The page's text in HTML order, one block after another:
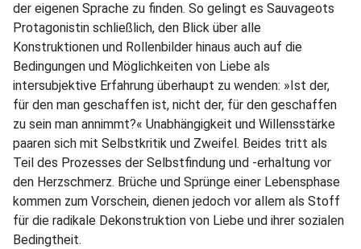
der eigenen Sprache zu finden. So gelingt es Sauvageots
Protagonistin schließlich, den Blick über alle
Konstruktionen und Rollenbilder hinaus auch auf die
Bedingungen und Möglichkeiten von Liebe als
intersubjektive Erfahrung überhaupt zu wenden: »Ist der,
für den man geschaffen ist, nicht der, für den geschaffen
zu sein man annimmt?« Unabhängigkeit und Willensstärke
paaren sich mit Selbstkritik und Zweifel. Beides tritt als
Teil des Prozesses der Selbstfindung und -erhaltung vor
den Herzschmerz. Brüche und Sprünge einer Lebensphase
kommen zum Vorschein, dienen jedoch vor allem als Stoff
für die radikale Dekonstruktion von Liebe und ihrer sozialen
Bedingtheit.